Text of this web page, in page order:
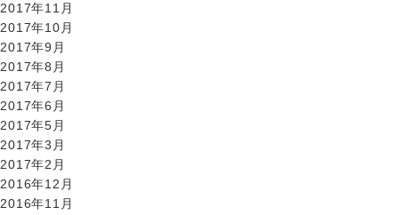
2017年11月
2017年10月
2017年9月
2017年8月
2017年7月
2017年6月
2017年5月
2017年3月
2017年2月
2016年12月
2016年11月